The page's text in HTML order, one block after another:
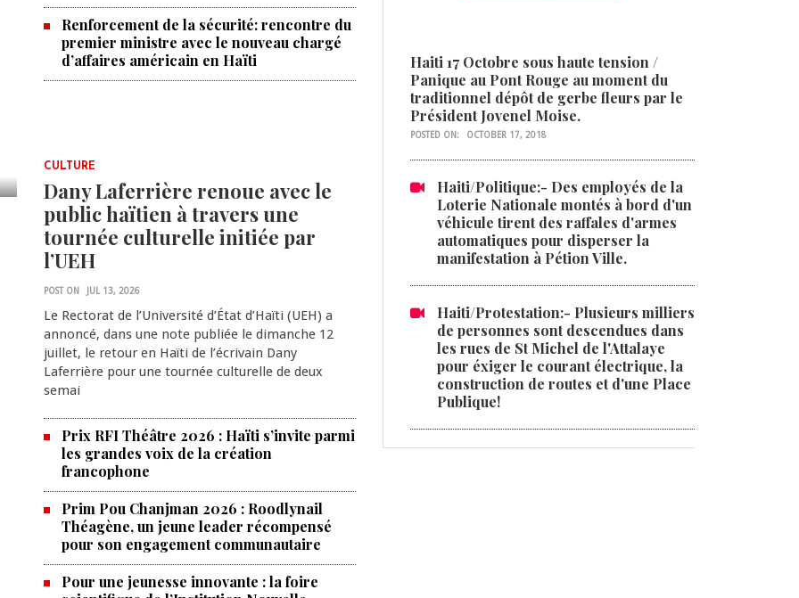
Renforcement de la sécurité: rencontre du
premier ministre avec le nouveau chargé
d’affaires américain en Haïti
CULTURE
Dany Laferrière renoue avec le
public haïtien à travers une
tournée culturelle initiée par
l’UEH
POST ON JUL 13, 2026
Le Rectorat de l’Université d’État d’Haïti (UEH) a
annoncé, dans une note publiée le dimanche 12
juillet, le retour en Haïti de l’écrivain Dany
Laferrière pour une tournée culturelle de deux
semai
Prix RFI Théâtre 2026 : Haïti s’invite parmi
les grandes voix de la création
francophone
Prim Pou Chanjman 2026 : Roodlynail
Théagène, un jeune leader récompensé
pour son engagement communautaire
Pour une jeunesse innovante : la foire
Haiti 17 Octobre sous haute tension /
Panique au Pont Rouge au moment du
traditionnel dépôt de gerbe fleurs par le
Président Jovenel Moise.
POSTED ON: OCTOBER 17, 2018
Haiti/Politique:- Des employés de la
Loterie Nationale montés à bord d'un
véhicule tirent des raffales d'armes
automatiques pour disperser la
manifestation à Pétion Ville.
Haiti/Protestation:- Plusieurs milliers
de personnes sont descendues dans
les rues de St Michel de l'Attalaye
pour éxiger le courant électrique, la
construction de routes et d'une Place
Publique!